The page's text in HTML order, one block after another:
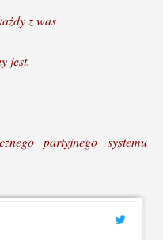
z was
jest,
partyjnego systemu